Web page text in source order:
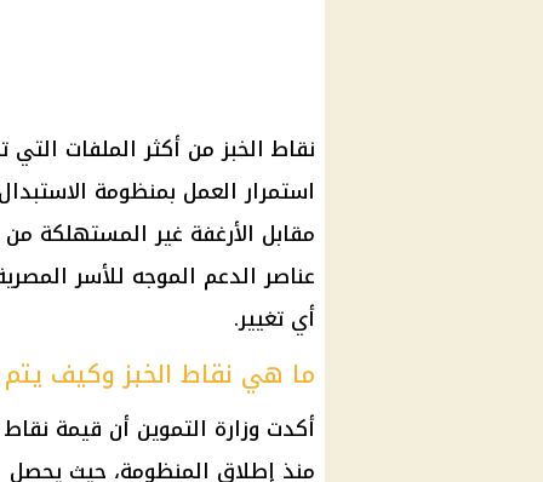
نقاط الخبز من أكثر الملفات
استمرار العمل بمنظومة
مقابل الأرغفة غير المستهلكة
عناصر الدعم الموجه للأسر
أي تغيير.
ما هي نقاط الخبز وكيف
أكدت وزارة التموين أن قيمة